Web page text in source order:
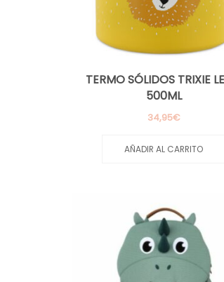
TERMO SÓLIDOS TRIXIE
500ML
34,95€
AÑADIR AL CARRITO